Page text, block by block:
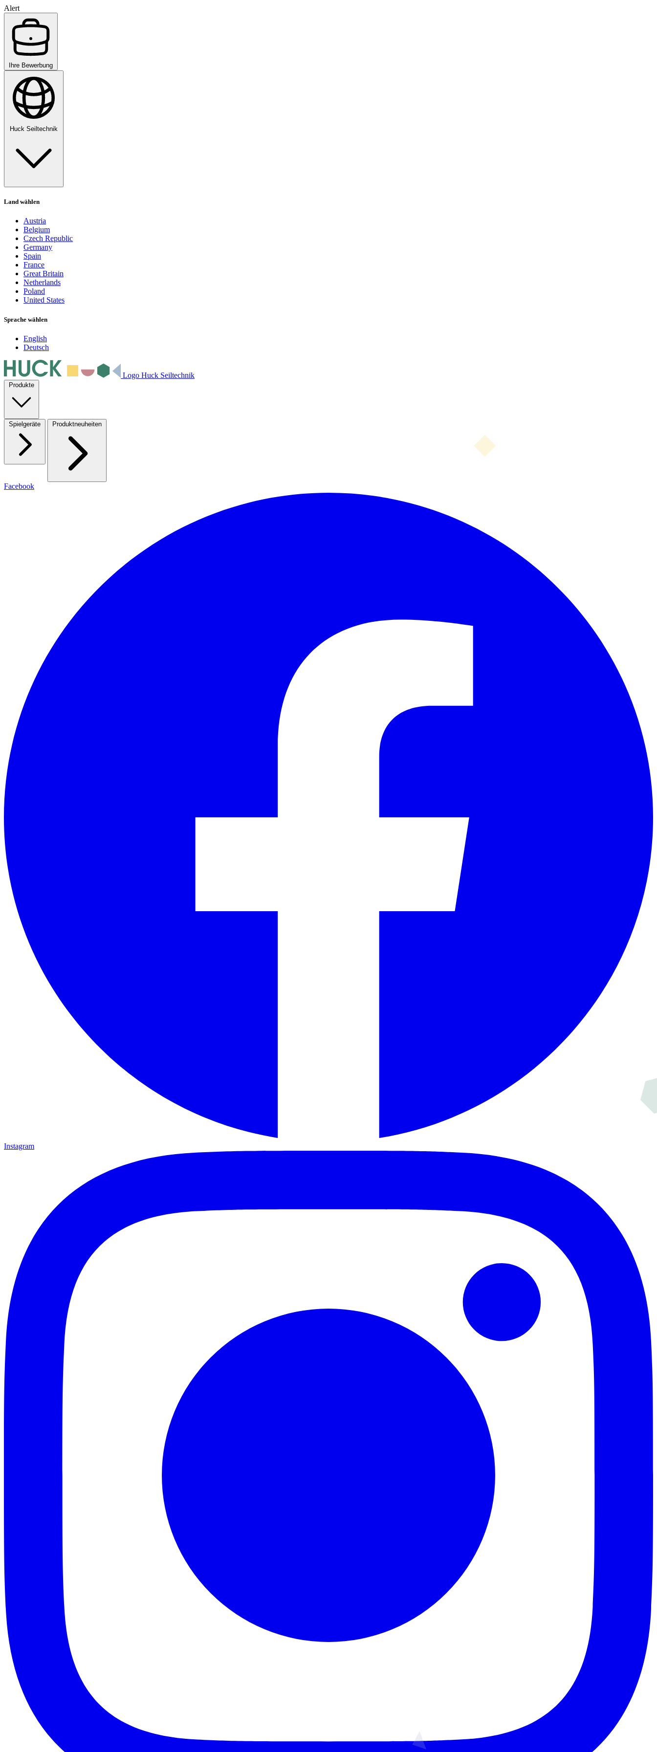
Alert
Ihre Bewerbung
Huck Seiltechnik
Land wählen
Austria
Belgium
Czech Republic
Germany
Spain
France
Great Britain
Netherlands
Poland
United States
Sprache wählen
English
Deutsch
Logo Huck Seiltechnik
Produkte
Spielgeräte Produktneuheiten
Facebook
Instagram